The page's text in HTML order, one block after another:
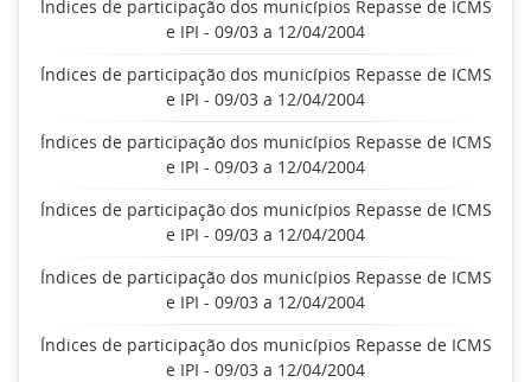
Índices de participação dos municípios Repasse de ICMS
e IPI - 09/03 a 12/04/2004
Índices de participação dos municípios Repasse de ICMS
e IPI - 09/03 a 12/04/2004
Índices de participação dos municípios Repasse de ICMS
e IPI - 09/03 a 12/04/2004
Índices de participação dos municípios Repasse de ICMS
e IPI - 09/03 a 12/04/2004
Índices de participação dos municípios Repasse de ICMS
e IPI - 09/03 a 12/04/2004
Índices de participação dos municípios Repasse de ICMS
e IPI - 09/03 a 12/04/2004